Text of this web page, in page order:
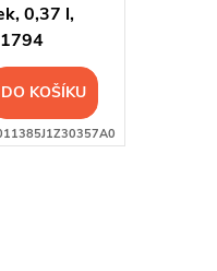
0,37 l,
DO KOŠÍKU